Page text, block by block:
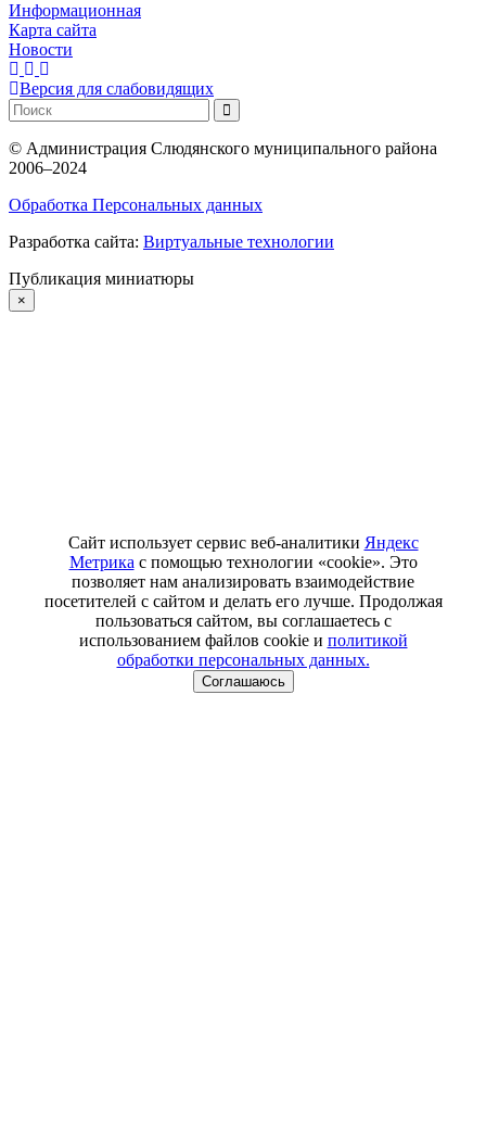
Информационная
Карта сайта
Новости
Версия для слабовидящих
© Администрация Слюдянского муниципального района
2006–2024
Обработка Персональных данных
Разработка сайта: Виртуальные технологии
Публикация миниатюры
×
Сайт использует сервис веб-аналитики Яндекс
Метрика с помощью технологии «cookie». Это
позволяет нам анализировать взаимодействие
посетителей с сайтом и делать его лучше. Продолжая
пользоваться сайтом, вы соглашаетесь с
использованием файлов cookie и политикой
обработки персональных данных.
Соглашаюсь